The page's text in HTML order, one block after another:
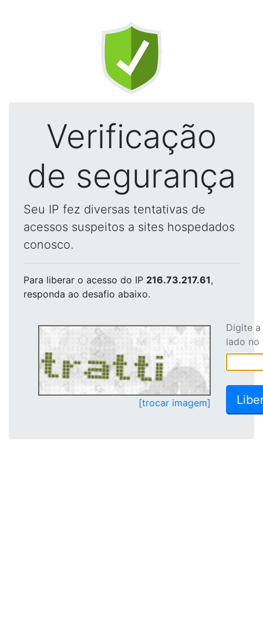
Verificação
de segurança
Seu IP fez diversas tentativas de
acessos suspeitos a sites hospedados
conosco.
Para liberar o acesso do IP 216.73.217.61,
responda ao desafio abaixo.
[trocar imagem]
Digite
lado no